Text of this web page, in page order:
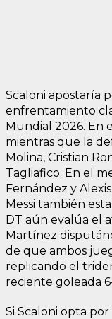
Scaloni apostaría
enfrentamiento
Mundial 2026. En
mientras que la
Molina, Cristian
Tagliafico. En el
Fernández y
Messi también
DT aún evalúa el
Martínez
de que ambos
replicando el
reciente goleada
Si Scaloni opta